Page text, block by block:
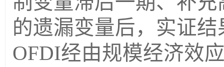
的遗漏变量后，实证
OFDI经由规模经济效